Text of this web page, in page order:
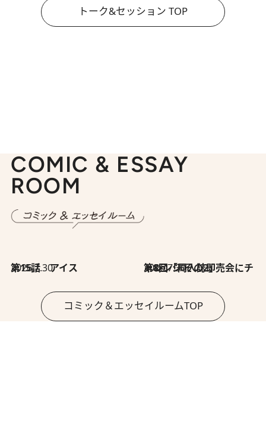
トーク&セッション TOP
COMIC & ESSAY
ROOM
2026.7.30
第15話 アイス 2026.7.30
第8回「同人誌即売会にチャレンジ その2」
コミック＆エッセイルームTOP